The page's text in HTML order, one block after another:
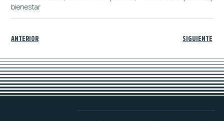
bienestar
ANTERIOR SIGUIENTE